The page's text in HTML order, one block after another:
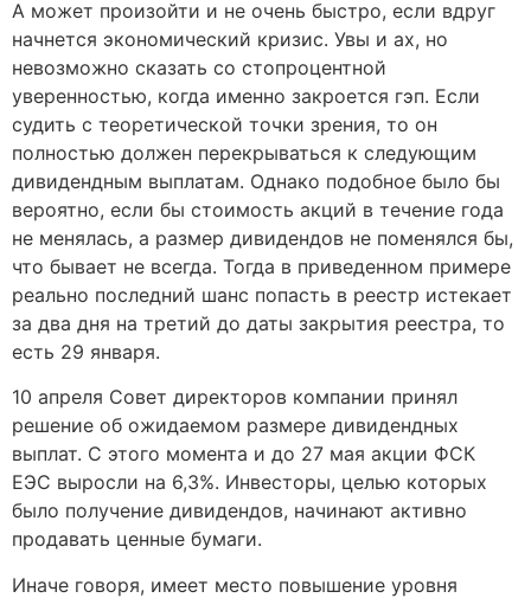
А может произойти и не очень быстро, если вдруг
начнется экономический кризис. Увы и ах, но
невозможно сказать со стопроцентной
уверенностью, когда именно закроется гэп. Если
судить с теоретической точки зрения, то он
полностью должен перекрываться к следующим
дивидендным выплатам. Однако подобное было бы
вероятно, если бы стоимость акций в течение года
не менялась, а размер дивидендов не поменялся бы,
что бывает не всегда. Тогда в приведенном примере
реально последний шанс попасть в реестр истекает
за два дня на третий до даты закрытия реестра, то
есть 29 января.
10 апреля Совет директоров компании принял
решение об ожидаемом размере дивидендных
выплат. С этого момента и до 27 мая акции ФСК
ЕЭС выросли на 6,3%. Инвесторы, целью которых
было получение дивидендов, начинают активно
продавать ценные бумаги.
Иначе говоря, имеет место повышение уровня